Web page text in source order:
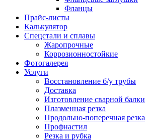
Фланцы
Прайс-листы
Калькулятор
Спецстали и сплавы
Жаропрочные
Коррозионностойкие
Фотогалерея
Услуги
Восстановление б/у трубы
Доставка
Изготовление сварной балки
Плазменная резка
Продольно-поперечная резка
Профнастил
Резка и рубка